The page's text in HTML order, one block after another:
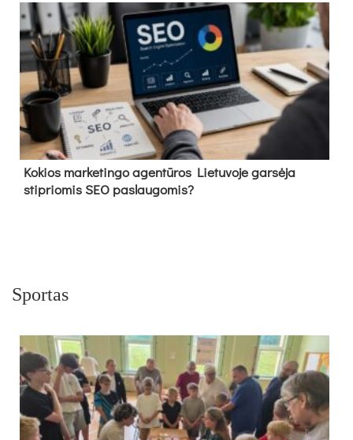
Kokios marketingo agentūros Lietuvoje garsėja
stipriomis SEO paslaugomis?
Sportas